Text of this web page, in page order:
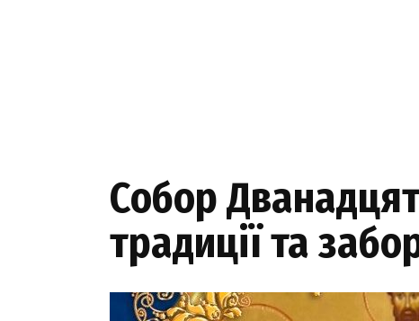
Собор
традиції та